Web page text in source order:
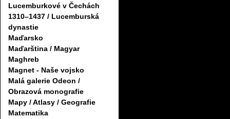
Lucemburkové v Čechách
1310–1437 / Lucemburská
dynastie
Maďarsko
Maďarština / Magyar
Maghreb
Magnet - Naše vojsko
Malá galerie Odeon /
Obrazová monografie
Mapy / Atlasy / Geografie
Matematika